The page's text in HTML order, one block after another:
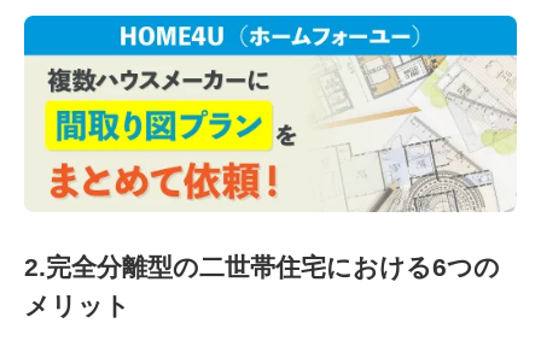
2.完全分離型の二世帯住宅における6つの
メリット